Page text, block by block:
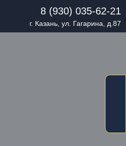
8 (930) 035-62-21
г. Казань, ул. Гагарина, д.87